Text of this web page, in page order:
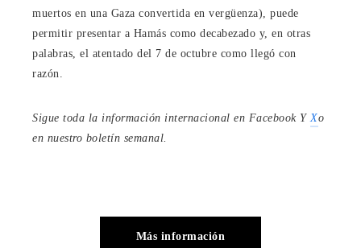
muertos en una Gaza convertida en vergüenza), puede
permitir presentar a Hamás como decabezado y, en otras
palabras, el atentado del 7 de octubre como llegó con
razón.
Sigue toda la información internacional en FacebookY Xo
en nuestro boletín semanal
Más información